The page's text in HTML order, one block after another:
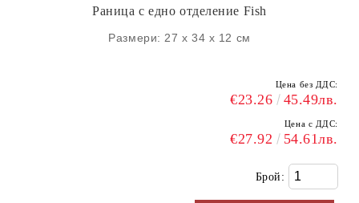
Раница с едно отделение Fish
Размери: 27 х 34 х 12 см
Цена без ДДС:
€23.26 45.49лв.
Цена с ДДС:
€27.92 54.61лв.
Брой: